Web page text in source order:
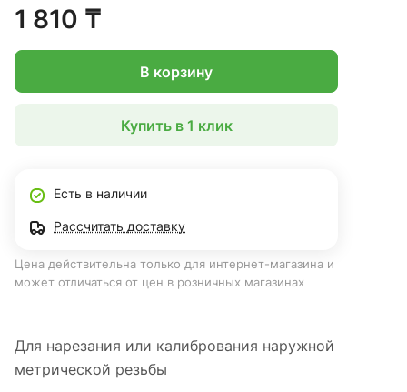
1 810 ₸
В корзину
Купить в 1 клик
Есть в наличии
Рассчитать доставку
Цена действительна только для интернет-магазина и
может отличаться от цен в розничных магазинах
Для нарезания или калибрования наружной
метрической резьбы